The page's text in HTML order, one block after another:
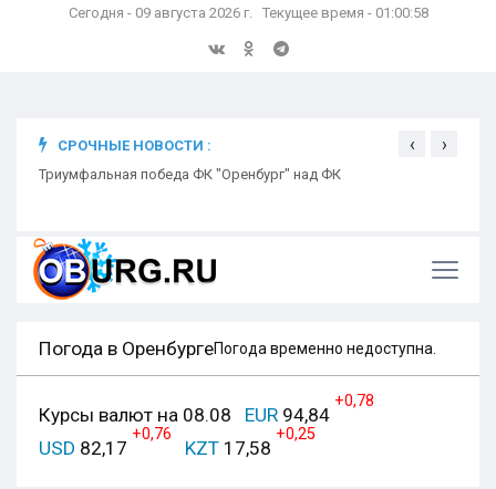
Сегодня - 09 августа 2026 г. Текущее время - 01:00:59
СРОЧНЫЕ НОВОСТИ :
Триумфальная победа ФК "Оренбург" над ФК
‹ ›
Погода в ОренбургеПогода временно недоступна.
Курсы валют на 08.08 EUR 94,84
+0,78
USD 82,17
+0,76
KZT 17,58
+0,25